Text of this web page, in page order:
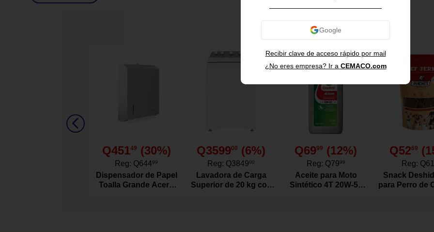
Recibir clave de acceso rápido por mail
¿No eres empresa? Ir a CEMACO.com
alto, ideal para ventanas grandes o puertas.
Confeccionada en tela tipo blackout que
reduce el paso de luz exterior.
minimalistas o contemporáneos.
Incluye ojillos metálicos reforzados para fácil
Tela de caída suave que aporta elegancia sin
140 x 240 cm
Viva
También te puede interesar
Q45149 (30%)
Reg: Q64499
Dispensador de Papel
Toalla Grande Acero
Q359900 (6%)
Reg: Q384900
Lavadora de Carga
Superior de 20 kg con
Q6999 (12%)
Reg: Q7999
Aceite para Moto
Sintético 4T 20W-50
Q5269 (
Reg: Q61
Snack
para Perro de